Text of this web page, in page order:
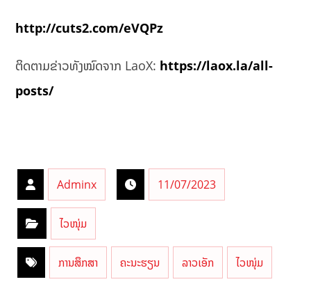
http://cuts2.com/eVQPz
ຕິດຕາມຂ່າວທັງໝົດຈາກ LaoX: https://laox.la/all-
posts/
Adminx 11/07/2023
ໄວໜຸ່ມ
ການສຶກສາ ຄະນະຮຽນ ລາວເອັກ ໄວໜຸ່ມ